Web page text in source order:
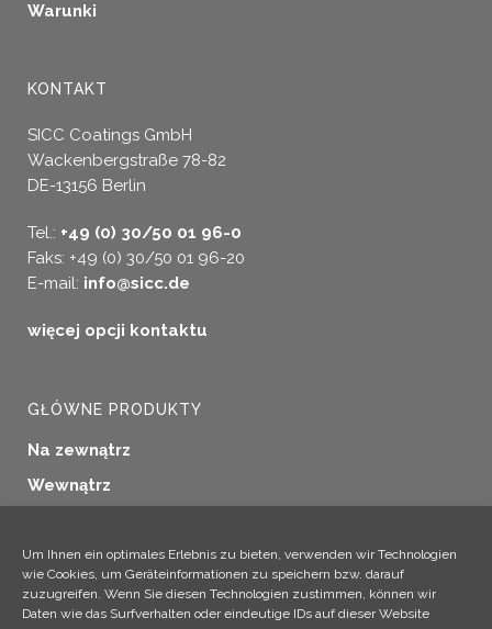
Um Ihnen ein optimales Erlebnis zu bieten, verwenden wir Technologien
wie Cookies, um Geräteinformationen zu speichern bzw. darauf
zuzugreifen. Wenn Sie diesen Technologien zustimmen, können wir
Daten wie das Surfverhalten oder eindeutige IDs auf dieser Website
Warunki
KONTAKT
SICC Coatings GmbH
Wackenbergstraße 78-82
DE-13156 Berlin
Tel.: +49 (0) 30/50 01 96-0
Faks: +49 (0) 30/50 01 96-20
E-mail: info@sicc.de
więcej opcji kontaktu
GŁÓWNE PRODUKTY
Na zewnątrz
Wewnątrz
Konserwacja drewna
Zastosowania przemysłowe